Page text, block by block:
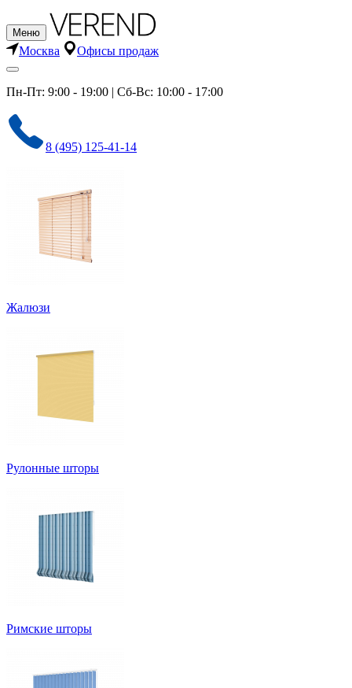
Меню
Москва Офисы продаж
Пн-Пт: 9:00 - 19:00 | Сб-Вс: 10:00 - 17:00
8 (495) 125-41-14
Жалюзи
Рулонные шторы
Римские шторы